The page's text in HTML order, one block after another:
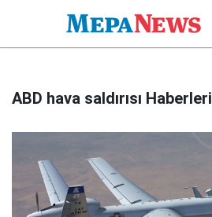
ABD hava saldırısı Haberleri